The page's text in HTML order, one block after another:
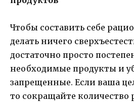
Чтобы составить себе
делать ничего
достаточно просто
необходимые продукты и
запрещенные. Если ваша
то сокращайте